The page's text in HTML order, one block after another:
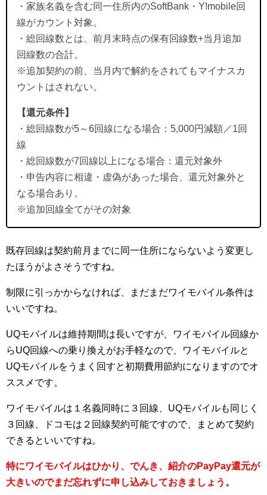
・家族名義を含む同一住所内のSoftBank・Y!mobile回
線がカウント対象。
・総回線数とは、前月末時点の保有回線数+当月追加
回線数の合計。
※追加契約の前、当月内で解約をされてもマイナスカ
ウントはされない。
【還元条件】
・総回線数が5～6回線になる場合：5,000円減額／1回
線
・総回線数が7回線以上になる場合：還元対象外
・申告内容に相違・虚偽があった場合、還元対象外と
なる場合あり。
※追加回線全てがその対象
既存回線は契約前月までに同一住所にならないよう変更し
たほうがよさそうですね。
制限に引っかからなければ、まだまだワイモバイル条件は
いいですね。
UQモバイルは維持期間は長いですが、ワイモバイル回線か
らUQ回線への乗り換えがお手軽なので、ワイモバイルと
UQモバイルをうまく回すと初期費用節約になりますのでオ
ススメです。
ワイモバイルは１名義同時に３回線、UQモバイルも同じく
３回線、ドコモは２回線契約可能ですので、まとめて契約
できるといいですね。
特にワイモバイルはひかり、でんき、紹介のPayPay還元が
大きいのでまだ忘れずに申し込みしておきましょう。